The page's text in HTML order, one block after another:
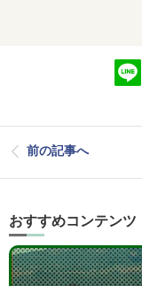
前の記事へ
おすすめコンテンツ